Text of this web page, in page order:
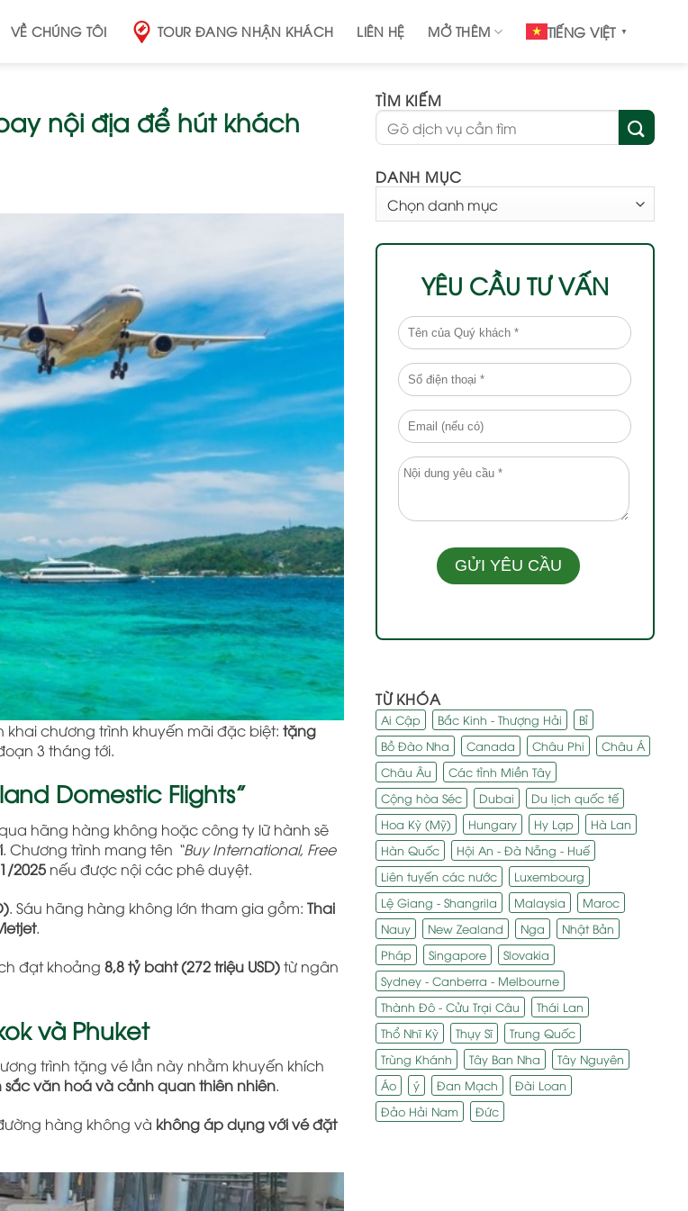
VỀ CHÚNG TÔI TOUR ĐANG NHẬN KHÁCH LIÊN HỆ MỞ THÊM TIẾNG VIỆT ▼
nội địa để hút khách
khai chương trình khuyến mãi đặc biệt: tặng
3 tháng tới.
Domestic Flights”
hãng hàng không hoặc công ty lữ hành sẽ
. Chương trình mang tên “Buy International, Free
2025 nếu được nội các phê duyệt.
. Sáu hãng hàng không lớn tham gia gồm: Thai
.
đạt khoảng 8,8 tỷ baht (272 triệu USD)từ ngân
và Phuket
trình tặng vé lần này nhằm khuyến khích
văn hoá và cảnh quan thiên nhiên.
hàng không và không áp dụng với vé đặt
TÌM KIẾM
DANH MỤC
MỤC
YÊU CẦU TƯ VẤN
TỪ KHÓA
Ai Cập Bắc Kinh - Thượng Hải
Bỉ
Bồ Đào Nha
Canada Châu Phi
Châu Á
Châu Âu
Các tỉnh Miền Tây
Cộng hòa Séc
Dubai
Du lịch quốc tế
Hoa Kỳ (Mỹ)
Hungary Hy Lạp
Hà Lan
Hàn Quốc
Hội An - Đà Nẵng - Huế
Liên tuyến các nước
Luxembourg
Lệ Giang - Shangrila
Malaysia
Maroc
Nauy
New Zealand Nga
Nhật Bản
Pháp
Singapore
Slovakia
Sydney - Canberra - Melbourne
Thành Đô - Cửu Trại Câu
Thái Lan
Thổ Nhĩ Kỳ
Thụy Sĩ
Trung Quốc
Trùng Khánh
Tây Ban Nha
Tây Nguyên
Áo
ý Đan Mạch
Đài Loan
Đảo Hải Nam
Đức